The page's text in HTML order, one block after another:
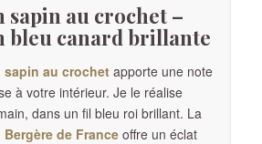
sapin au crochet –
bleu canard brillante
au crochetapporte une note
à votre intérieur. Je le réalise
dans un fil bleu roi brillant. La
de Franceoffre un éclat